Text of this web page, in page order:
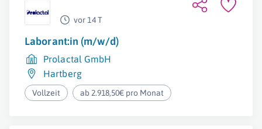
vor 14 T
Laborant:in (m/w/d)
Prolactal GmbH
Hartberg
Vollzeit ab 2.918,50€ pro Monat